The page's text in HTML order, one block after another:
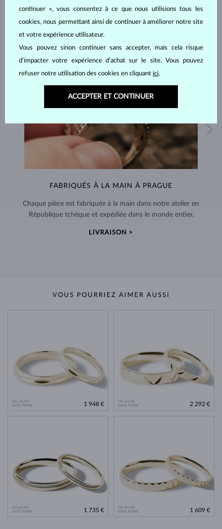
FABRIQUÉS À LA MAIN À PRAGUE
Chaque pièce est fabriquée à la main dans notre atelier en
République tchèque et expédiée dans le monde entier.
LIVRAISON >
VOUS POURRIEZ AIMER AUSSI
OR JAUNE
SANS PIERRE
1 948 €
OR JAUNE
SANS PIERRE
2 292 €
OR JAUNE
SANS PIERRE
1 735 €
OR JAUNE
SANS PIERRE
1 609 €
continuer », vous consentez à ce que nous utilisions tous les
cookies, nous permettant ainsi de continuer à améliorer notre site
et votre expérience utilisateur.
Vous pouvez sinon continuer sans accepter, mais cela risque
d’impacter votre expérience d’achat sur le site. Vous pouvez
refuser notre utilisation des cookies en cliquant ici.
ACCEPTER ET CONTINUER